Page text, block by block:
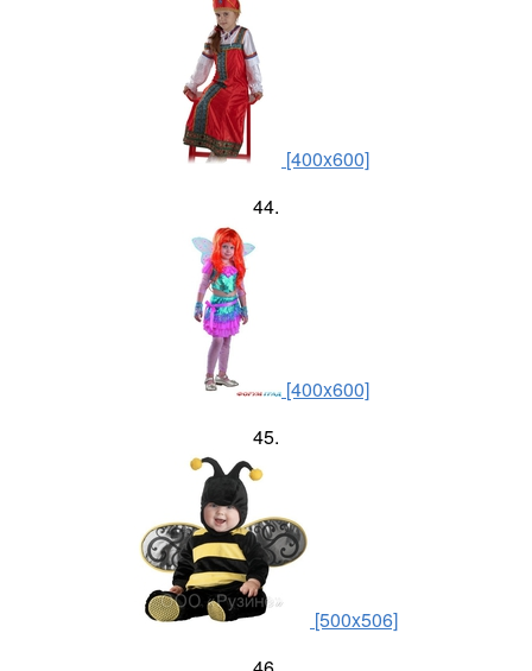
[400x600]
44.
[400x600]
45.
[500x506]